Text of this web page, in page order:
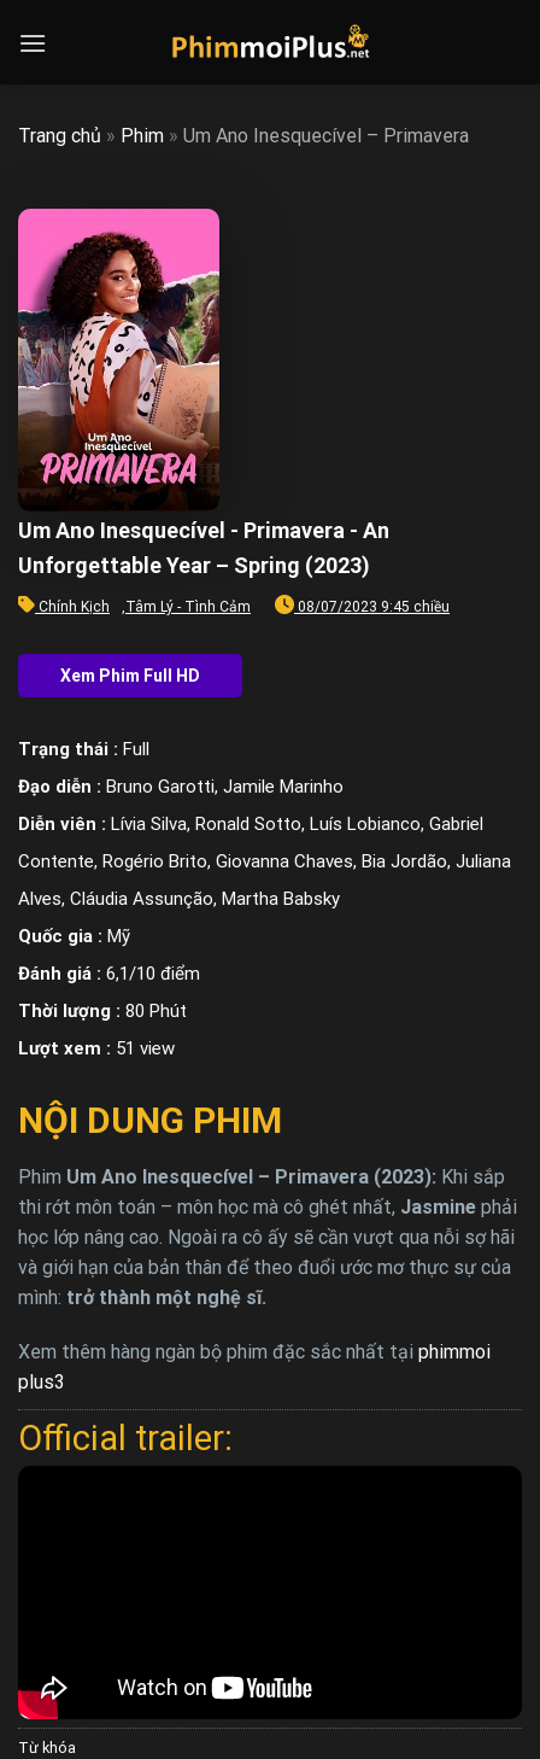
Trang chủ » Phim » Um Ano Inesquecível – Primavera
Um Ano Inesquecível - Primavera - An
Unforgettable Year – Spring (2023)
Chính Kịch ,Tâm Lý - Tình Cảm 08/07/2023 9:45 chiều
Trạng thái : Full
Đạo diễn : Bruno Garotti, Jamile Marinho
Diễn viên : Lívia Silva, Ronald Sotto, Luís Lobianco, Gabriel
Contente, Rogério Brito, Giovanna Chaves, Bia Jordão, Juliana
Alves, Cláudia Assunção, Martha Babsky
Quốc gia : Mỹ
Đánh giá : 6,1/10 điểm
Thời lượng : 80 Phút
Lượt xem : 51 view
NỘI DUNG PHIM
Phim Um Ano Inesquecível – Primavera (2023): Khi sắp
thi rớt môn toán – môn học mà cô ghét nhất, Jasmine phải
học lớp nâng cao. Ngoài ra cô ấy sẽ cần vượt qua nỗi sợ hãi
và giới hạn của bản thân để theo đuổi ước mơ thực sự của
mình: trở thành một nghệ sĩ.
Xem thêm hàng ngàn bộ phim đặc sắc nhất tại phimmoi
plus3
Official trailer:
Từ khóa